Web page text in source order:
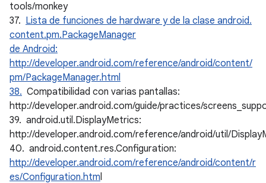
tools/monkey
37. Lista de funciones de hardware y de la clase android.
content.pm.PackageManager
de Android:
http://developer.android.com/reference/android/content/
pm/PackageManager.html
38. Compatibilidad con varias pantallas:
http://developer.android.com/guide/practices/
39. android.util.DisplayMetrics:
http://developer.android.com/reference/android/util/
40. android.content.res.Configuration:
http://developer.android.com/reference/android/content/r
es/Configuration.html